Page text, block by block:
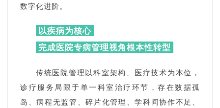
数字化进阶。
以疾病为核心
完成医院专病管理视角根本性转型
传统医院管理以科室架构、医疗技术为本位，
诊疗服务局限于单一科室治疗环节，存在数据孤
岛、病程无监管、碎片化管理、学科间协作不足、